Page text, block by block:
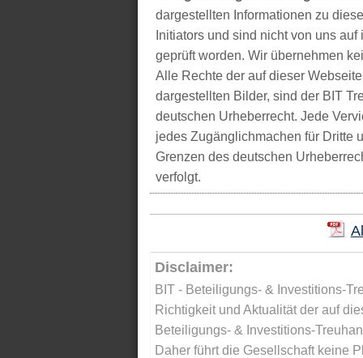
dargestellten Informationen zu
Initiators und sind nicht von uns
geprüft worden. Wir übernehmen
Alle Rechte der auf dieser
dargestellten Bilder, sind der BIT
deutschen Urheberrecht. Jede
jedes Zugänglichmachen für Dritte
Grenzen des deutschen
verfolgt.
Disclaimer:
BIT - Beteiligungs- & Investitions-
Richtigkeit und Aktualität der auf
Beteiligungs- & Investitions-
Daher führt die Gesellschaft keine